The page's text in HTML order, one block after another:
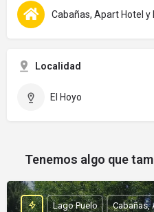
Cabañas, Apart Hotel
Localidad
El Hoyo
Tenemos algo que
Lago Puelo Cabañas,